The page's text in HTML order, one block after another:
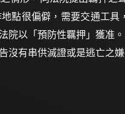
點很偏僻，需要交通工
院以「預防性羈押」獲准。
有串供滅證或是逃亡之嫌